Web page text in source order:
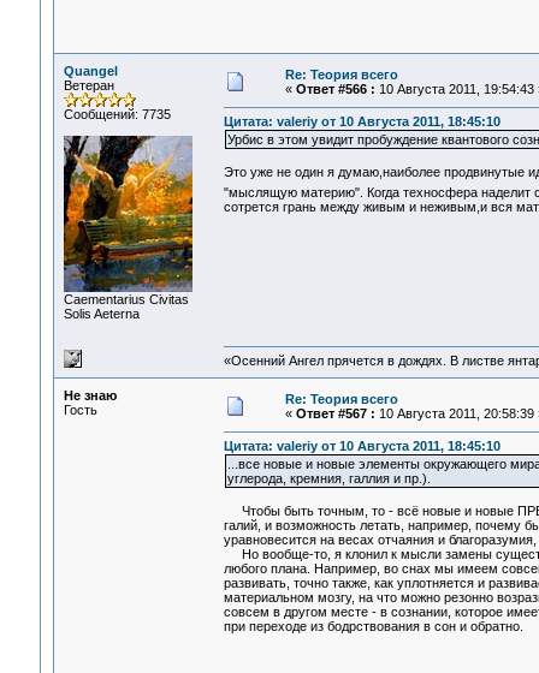
Quangel
Ветеран
Сообщений: 7735
Сaementarius Civitas
Solis Aeterna
Re: Теория всего
« Ответ #566 : 10 Августа 2011, 19:54:43
Цитата: valeriy от 10 Августа 2011, 18:45:10
Урбис в этом увидит пробуждение квантового
Это уже не один я думаю,наиболее продвинутые
"мыслящую материю". Когда техносфера
сотрется грань между живым и неживым,и вся
«Осенний Ангел прячется в дождях. В листве
Не знаю
Гость
Re: Теория всего
« Ответ #567 : 10 Августа 2011, 20:58:39
Цитата: valeriy от 10 Августа 2011, 18:45:10
...все новые и новые элементы окружающего
углерода, кремния, галлия и пр.).
Чтобы быть точным, то - всё новые и новые
галий, и возможность летать, например, почему
уравновесится на весах отчаяния и
Но вообще-то, я клонил к мысли замены
любого плана. Например, во снах мы имеем
развивать, точно также, как уплотняется и
материальном мозгу, на что можно резонно
совсем в другом месте - в сознании, которое
при переходе из бодрствования в сон и обратно.